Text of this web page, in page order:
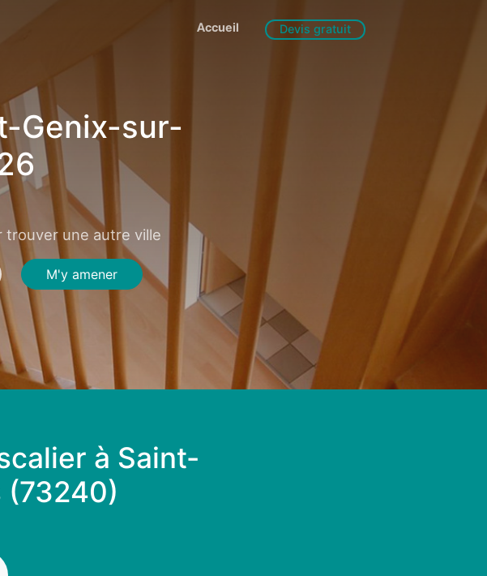
Accueil Devis gratuit
Genix-sur-
trouver une autre ville
M'y amener
à Saint-
(73240)